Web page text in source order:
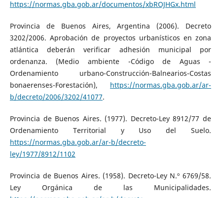
https://normas.gba.gob.ar/documentos/xbROJHGx.html
Provincia de Buenos Aires, Argentina (2006). Decreto
3202/2006. Aprobación de proyectos urbanísticos en zona
atlántica deberán verificar adhesión municipal por
ordenanza. (Medio ambiente -Código de Aguas -
Ordenamiento urbano-Construcción-Balnearios-Costas
bonaerenses-Forestación), https://normas.gba.gob.ar/ar-
b/decreto/2006/3202/41077.
Provincia de Buenos Aires. (1977). Decreto-Ley 8912/77 de
Ordenamiento Territorial y Uso del Suelo.
https://normas.gba.gob.ar/ar-b/decreto-
ley/1977/8912/1102
Provincia de Buenos Aires. (1958). Decreto-Ley N.º 6769/58.
Ley Orgánica de las Municipalidades.